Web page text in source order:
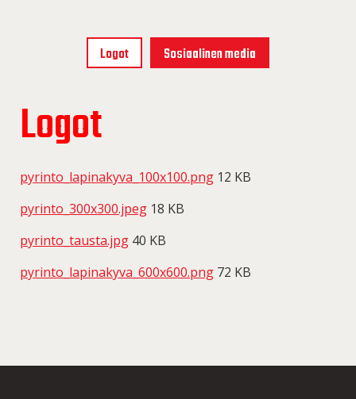
Logot Sosiaalinen media
Logot
pyrinto_lapinakyva_100x100.png 12 KB
pyrinto_300x300.jpeg 18 KB
pyrinto_tausta.jpg 40 KB
pyrinto_lapinakyva_600x600.png 72 KB